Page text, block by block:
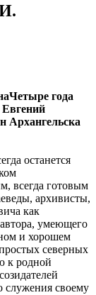
Четыре года
Евгений
Архангельска
останется
всегда готовым
архивисты,
как
умеющего
и хорошем
северных
к родной
служения своему